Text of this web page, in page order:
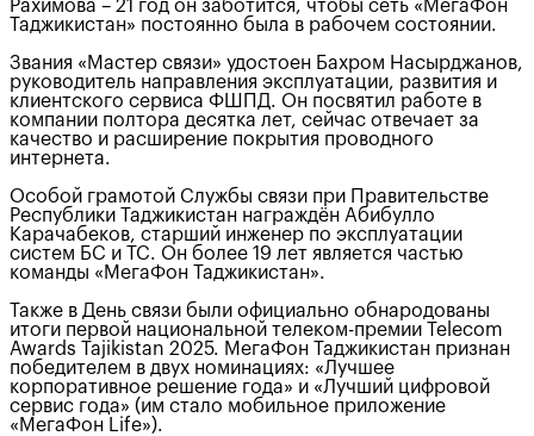
Рахимова – 21 год он заботится, чтобы сеть «МегаФон
Таджикистан» постоянно была в рабочем состоянии.
Звания «Мастер связи» удостоен Бахром Насырджанов,
руководитель направления эксплуатации, развития и
клиентского сервиса ФШПД. Он посвятил работе в
компании полтора десятка лет, сейчас отвечает за
качество и расширение покрытия проводного
интернета.
Особой грамотой Службы связи при Правительстве
Республики Таджикистан награждён Абибулло
Карачабеков, старший инженер по эксплуатации
систем БС и ТС. Он более 19 лет является частью
команды «МегаФон Таджикистан».
Также в День связи были официально обнародованы
итоги первой национальной телеком-премии Telecom
Awards Tajikistan 2025. МегаФон Таджикистан признан
победителем в двух номинациях: «Лучшее
корпоративное решение года» и «Лучший цифровой
сервис года» (им стало мобильное приложение
«МегаФон Life»).